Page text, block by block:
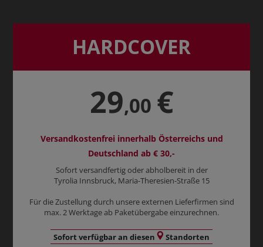
HARDCOVER
29,00 €
Versandkostenfrei innerhalb Österreichs und
Deutschland ab € 30,-
Sofort versandfertig oder abholbereit in der
Tyrolia Innsbruck, Maria-Theresien-Straße 15
Für die Zustellung durch unsere externen Lieferfirmen sind
max. 2 Werktage ab Paketübergabe einzurechnen.
Sofort verfügbar an diesen Standorten